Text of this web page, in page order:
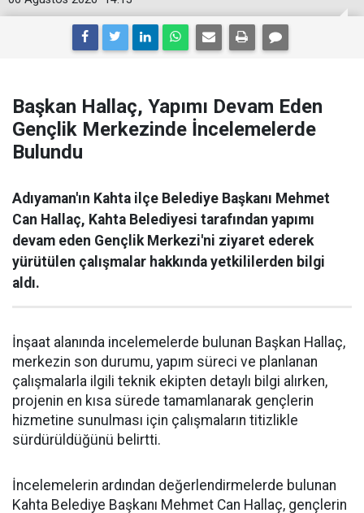
Başkan Hallaç, Yapımı Devam Eden
Gençlik Merkezinde İncelemelerde
Bulundu
Adıyaman'ın Kahta ilçe Belediye Başkanı Mehmet
Can Hallaç, Kahta Belediyesi tarafından yapımı
devam eden Gençlik Merkezi'ni ziyaret ederek
yürütülen çalışmalar hakkında yetkililerden bilgi
aldı.
İnşaat alanında incelemelerde bulunan Başkan Hallaç,
merkezin son durumu, yapım süreci ve planlanan
çalışmalarla ilgili teknik ekipten detaylı bilgi alırken,
projenin en kısa sürede tamamlanarak gençlerin
hizmetine sunulması için çalışmaların titizlikle
sürdürüldüğünü belirtti.
İncelemelerin ardından değerlendirmelerde bulunan
Kahta Belediye Başkanı Mehmet Can Hallaç, gençlerin